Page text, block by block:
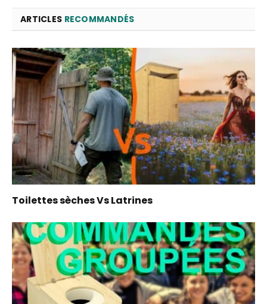
ARTICLES RECOMMANDÉS
Toilettes sèches Vs Latrines